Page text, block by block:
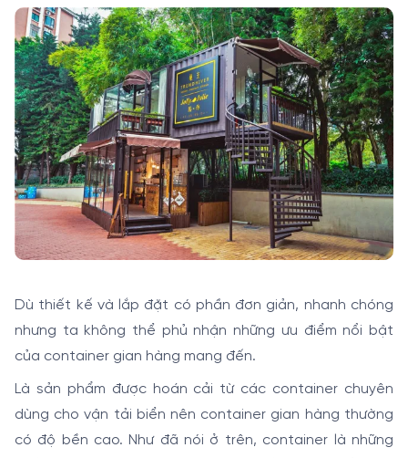
Dù thiết kế và lắp đặt có phần đơn giản, nhanh chóng
nhưng ta không thể phủ nhận những ưu điểm nổi bật
của container gian hàng mang đến.
Là sản phẩm được hoán cải từ các container chuyên
dùng cho vận tải biển nên container gian hàng thường
có độ bền cao. Như đã nói ở trên, container là những